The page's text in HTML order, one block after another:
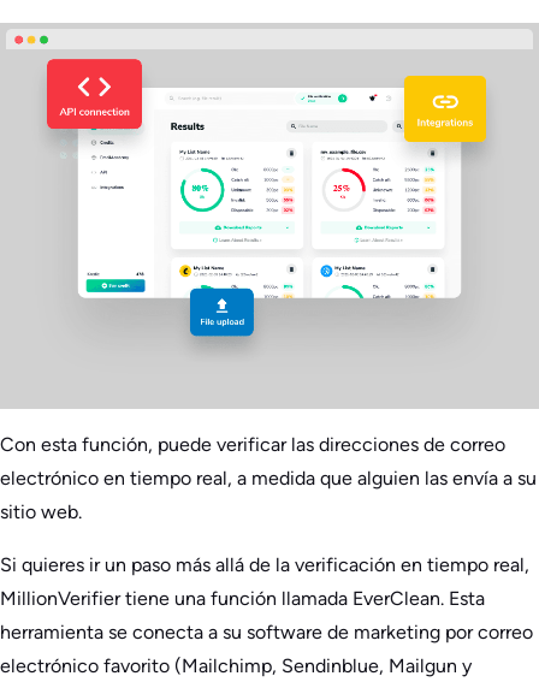
Con esta función, puede verificar las direcciones de correo
electrónico en tiempo real, a medida que alguien las envía a su
sitio web.
Si quieres ir un paso más allá de la verificación en tiempo real,
MillionVerifier tiene una función llamada EverClean. Esta
herramienta se conecta a su software de marketing por correo
electrónico favorito (Mailchimp, Sendinblue, Mailgun y